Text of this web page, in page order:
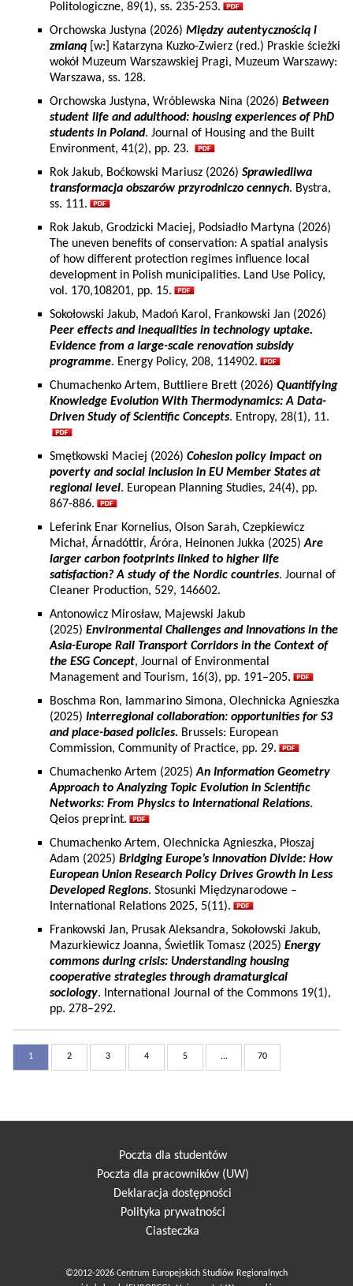
Politologiczne, 89(1), ss. 235-253.
Orchowska Justyna (2026) Między autentycznością i
zmianą [w:] Katarzyna Kuzko-Zwierz (red.) Praskie ścieżki
wokół Muzeum Warszawskiej Pragi, Muzeum Warszawy:
Warszawa, ss. 128.
Orchowska Justyna, Wróblewska Nina (2026) Between
student life and adulthood: housing experiences of PhD
students in Poland. Journal of Housing and the Built
Environment, 41(2), pp. 23.
Rok Jakub, Boćkowski Mariusz (2026) Sprawiedliwa
transformacja obszarów przyrodniczo cennych. Bystra,
ss. 111.
Rok Jakub, Grodzicki Maciej, Podsiadło Martyna (2026)
The uneven benefits of conservation: A spatial analysis
of how different protection regimes influence local
development in Polish municipalities. Land Use Policy,
vol. 170,108201, pp. 15.
Sokołowski Jakub, Madoń Karol, Frankowski Jan (2026)
Peer effects and inequalities in technology uptake.
Evidence from a large-scale renovation subsidy
programme. Energy Policy, 208, 114902.
Chumachenko Artem, Buttliere Brett (2026) Quantifying
Knowledge Evolution With Thermodynamics: A Data-
Driven Study of Scientific Concepts. Entropy, 28(1), 11.
Smętkowski Maciej (2026) Cohesion policy impact on
poverty and social inclusion in EU Member States at
regional level. European Planning Studies, 24(4), pp.
867-886.
Leferink Enar Kornelius, Olson Sarah, Czepkiewicz
Michał, Árnadóttir, Áróra, Heinonen Jukka (2025)Are
larger carbon footprints linked to higher life
satisfaction? A study of the Nordic countries. Journal of
Cleaner Production, 529, 146602.
Antonowicz Mirosław, Majewski Jakub
(2025) Environmental Challenges and Innovations in the
Asia-Europe Rail Transport Corridors in the Context of
the ESG Concept, Journal of Environmental
Management and Tourism, 16(3), pp. 191–205.
Boschma Ron, Iammarino Simona, Olechnicka Agnieszka
(2025) Interregional collaboration: opportunities for S3
and place-based policies. Brussels: European
Commission, Community of Practice, pp. 29.
Chumachenko Artem (2025)An Information Geometry
Approach to Analyzing Topic Evolution in Scientific
Networks: From Physics to International Relations.
Qeios preprint.
Chumachenko Artem, Olechnicka Agnieszka, Płoszaj
Adam (2025) Bridging Europe’s Innovation Divide: How
European Union Research Policy Drives Growth in Less
Developed Regions. Stosunki Międzynarodowe –
International Relations 2025, 5(11).
Frankowski Jan, Prusak Aleksandra, Sokołowski Jakub,
Mazurkiewicz Joanna, Świetlik Tomasz (2025) Energy
commons during crisis: Understanding housing
cooperative strategies through dramaturgical
sociology. International Journal of the Commons 19(1),
pp. 278–292.
1 2 3 4 5 ... 70
Poczta dla studentów
Poczta dla pracowników (UW)
Deklaracja dostępności
Polityka prywatności
Ciasteczka
©2012-2026 Centrum Europejskich Studiów Regionalnych